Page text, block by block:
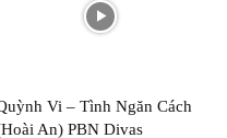
Vi – Tình Ngăn Cách
An) PBN Divas